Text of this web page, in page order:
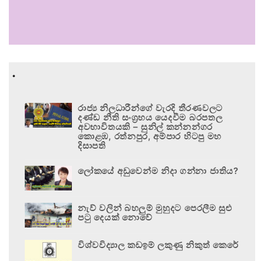
.
රාජ්‍ය නිලධාරීන්ගේ වැරදි තීරණවලට
දණ්ඩ නීති සංග්‍රහය යෙදවීම බරපතල
අවභාවිතයකි – සුනිල් කන්නන්ගර
කොළඹ, රත්නපුර, අම්පාර හිටපු මහ
දිසාපති
ලෝකයේ අඩුවෙන්ම නිදා ගන්නා ජාතිය?
නැව් වලින් බහලුම් මුහුදට පෙරලීම සුළු
පටු දෙයක් නොවේ
විශ්වවිද්‍යාල කඩඉම් ලකුණු නිකුත් කෙරේ